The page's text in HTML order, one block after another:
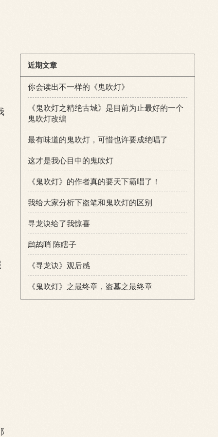
近期文章
你会读出不一样的《鬼吹灯》
《鬼吹灯之精绝古城》是目前为止最好的一个
鬼吹灯改编
最有味道的鬼吹灯，可惜也许要成绝唱了
这才是我心目中的鬼吹灯
《鬼吹灯》的作者真的要天下霸唱了！
我给大家分析下盗笔和鬼吹灯的区别
寻龙诀给了我惊喜
鹧鸪哨 陈瞎子
《寻龙诀》观后感
《鬼吹灯》之最终章，盗墓之最终章